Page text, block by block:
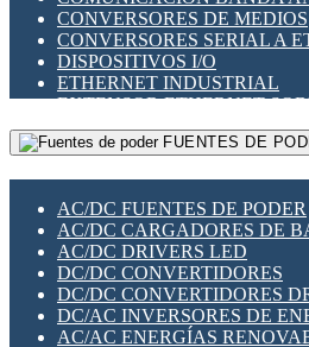
RELÉS AUTOMOTRICES
RELÉS DE SEÑAL
RELÉS DE ESTADO SÓLIDO
RELÉS INDUSTRIALES
RELÉS MINIATURA DE
SENSORES MAGNÉTICOS
SWITCH Y MICROSWITCH
TARJETAS PI
UNIÓN Y DERIVACIÓN DE
CONVERSORES DE MEDIOS
CONVERSORES SERIAL A
DISPOSITIVOS I/O
ETHERNET INDUSTRIAL
EXTENSOR ETHERNET
GATEWAY LORAWAN
GESTIÓN DE REDES
PLACAS MODULARES IOT
SWITCHES Y REDES WIFI
SOLUCIONES IOT
SOLUCIONES LORAWAN
SOLUCIONES RED
SEGURIDAD PARA REDES
SWITCHES LAN
FUENTES DE
AC/DC FUENTES DE PODER
AC/DC CARGADORES DE
AC/DC DRIVERS LED
DC/DC CONVERTIDORES
DC/DC CONVERTIDORES
DC/AC INVERSORES DE
AC/AC ENERGÍAS